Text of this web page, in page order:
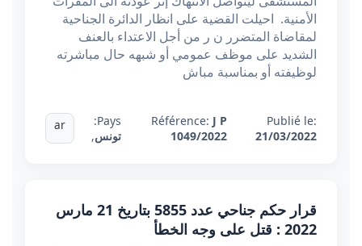
الأمنية. احيلت القضية على انظار الدائرة الجناحية
لمقاضاة المتضرر ن ر من أجل الاعتداء بالعنف
الشديد على موظف عمومي أو شبهه حال مباشرته
لوظيفته أو بمناسبة مباش
Publié le:
21/03/2022
Référence: J P
1049/2022
Pays:
تونس,
ar
قرار حكم جناحي عدد 5855 بتاريخ 21 مارس
2022 : قتل على وجه الخطأ